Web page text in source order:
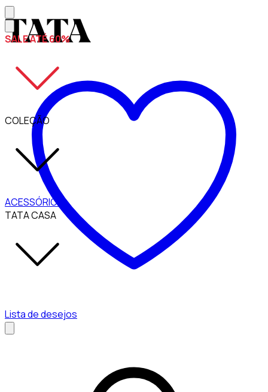
SALE ATÉ 60%
COLEÇÃO
ACESSÓRIOS
TATA CASA
Lista de desejos